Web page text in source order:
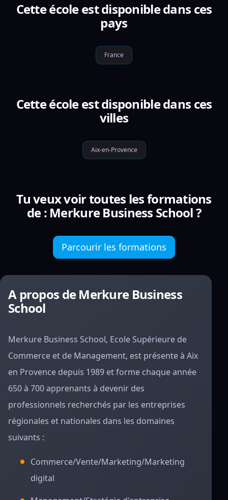
Cette école est disponible dans ces
pays
France
Cette école est disponible dans ces
villes
Aix-en-Provence
Tu veux voir toutes les formations
de : Merkure Business School ?
Parcourir les formations
A propos de Merkure Business
School
Merkure Business School, Ecole Supérieure de
Commerce et de Management, est présente à Aix
en Provence depuis 1989 et forme chaque année
650 à 700 apprenants à devenir des
professionnels recherchés par les entreprises
régionales et nationales dans les domaines
suivants :
Commerce/Vente/Marketing/Marketing
digital